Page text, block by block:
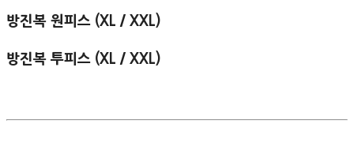
방진복 원피스 (XL / XXL)
방진복 투피스 (XL / XXL)